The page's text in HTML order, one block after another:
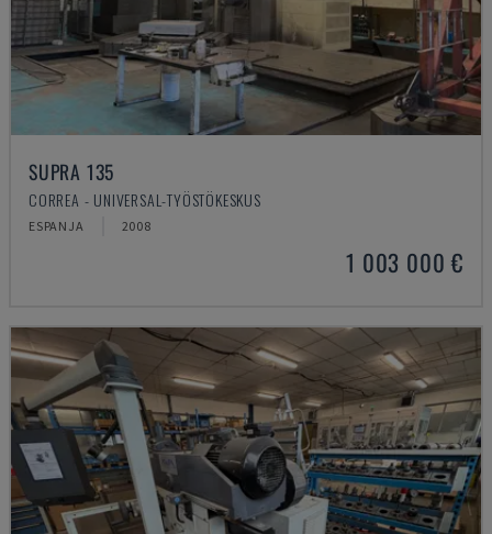
SUPRA 135
CORREA - UNIVERSAL-TYÖSTÖKESKUS
ESPANJA 2008
1 003 000 €